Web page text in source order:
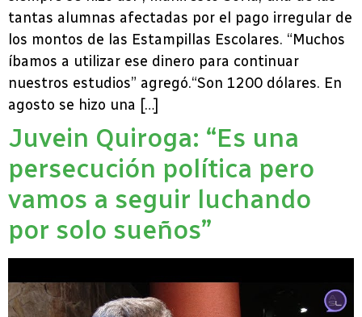
tantas alumnas afectadas por el pago irregular de
los montos de las Estampillas Escolares. “Muchos
íbamos a utilizar ese dinero para continuar
nuestros estudios” agregó.“Son 1200 dólares. En
agosto se hizo una […]
Juvein Quiroga: “Es una
persecución política pero
vamos a seguir luchando
por solo sueños”